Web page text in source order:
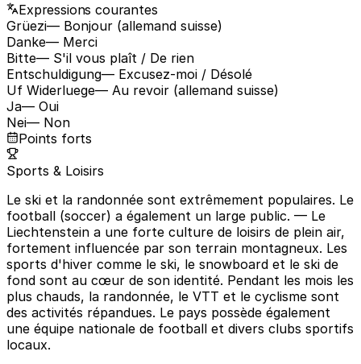
Expressions courantes
Grüezi— Bonjour (allemand suisse)
Danke— Merci
Bitte— S'il vous plaît / De rien
Entschuldigung— Excusez-moi / Désolé
Uf Widerluege— Au revoir (allemand suisse)
Ja— Oui
Nei— Non
Points forts
Sports & Loisirs
Le ski et la randonnée sont extrêmement populaires. Le
football (soccer) a également un large public. — Le
Liechtenstein a une forte culture de loisirs de plein air,
fortement influencée par son terrain montagneux. Les
sports d'hiver comme le ski, le snowboard et le ski de
fond sont au cœur de son identité. Pendant les mois les
plus chauds, la randonnée, le VTT et le cyclisme sont
des activités répandues. Le pays possède également
une équipe nationale de football et divers clubs sportifs
locaux.